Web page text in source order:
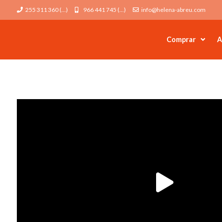
255 311 360 (...) 966 441 745 (...) info@helena-abreu.com
Comprar